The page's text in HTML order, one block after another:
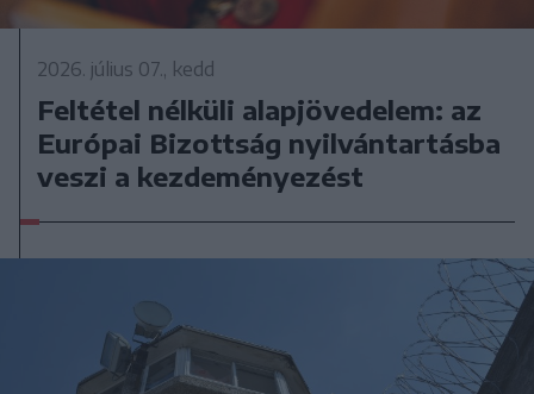
2026. július 07., kedd
Feltétel nélküli alapjövedelem: az
Európai Bizottság nyilvántartásba
veszi a kezdeményezést